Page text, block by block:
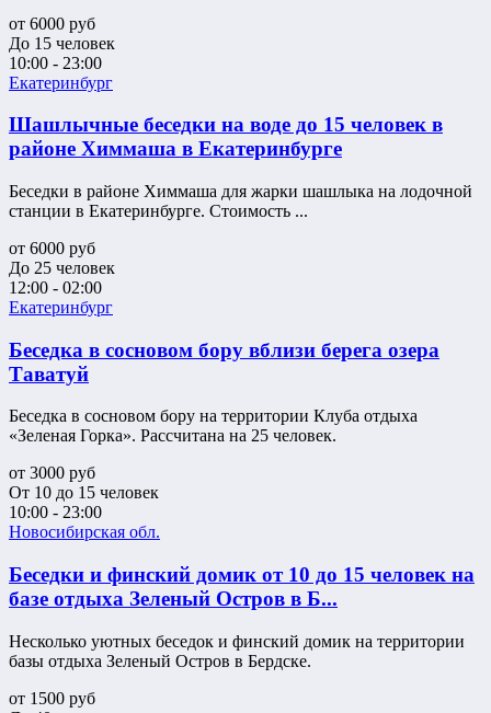
от 6000 руб
До 15 человек
10:00 - 23:00
Екатеринбург
Шашлычные беседки на воде до 15 человек в
районе Химмаша в Екатеринбурге
Беседки в районе Химмаша для жарки шашлыка на лодочной
станции в Екатеринбурге. Стоимость ...
от 6000 руб
До 25 человек
12:00 - 02:00
Екатеринбург
Беседка в сосновом бору вблизи берега озера
Таватуй
Беседка в сосновом бору на территории Клуба отдыха
«Зеленая Горка». Рассчитана на 25 человек.
от 3000 руб
От 10 до 15 человек
10:00 - 23:00
Новосибирская обл.
Беседки и финский домик от 10 до 15 человек на
базе отдыха Зеленый Остров в Б...
Несколько уютных беседок и финский домик на территории
базы отдыха Зеленый Остров в Бердске.
от 1500 руб